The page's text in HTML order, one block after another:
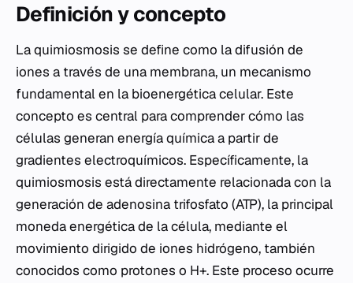
Definición y concepto
La quimiosmosis se define como la difusión de
iones a través de una membrana, un mecanismo
fundamental en la bioenergética celular. Este
concepto es central para comprender cómo las
células generan energía química a partir de
gradientes electroquímicos. Específicamente, la
quimiosmosis está directamente relacionada con la
generación de adenosina trifosfato (ATP), la principal
moneda energética de la célula, mediante el
movimiento dirigido de iones hidrógeno, también
conocidos como protones o H+. Este proceso ocurre